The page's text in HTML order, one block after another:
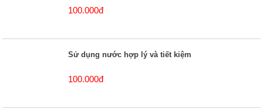
100.000đ
Sử dụng nước hợp lý và tiết kiệm
100.000đ